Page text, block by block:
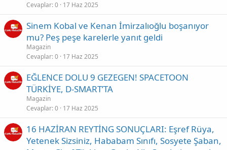
Cevaplar 0 17 Haz 2025
Sinem Kobal ve Kenan İmirzalıoğlu boşanıyor
mu? Peş peşe karelerle yanıt geldi
Magazin
Cevaplar 0 17 Haz 2025
EĞLENCE DOLU 9 GEZEGEN! SPACETOON
TÜRKİYE, D-SMART’TA
Magazin
Cevaplar 0 17 Haz 2025
16 HAZİRAN REYTİNG SONUÇLARI: Eşref Rüya,
Yetenek Sizsiniz, Hababam Sınıfı, Sosyete Şaban,